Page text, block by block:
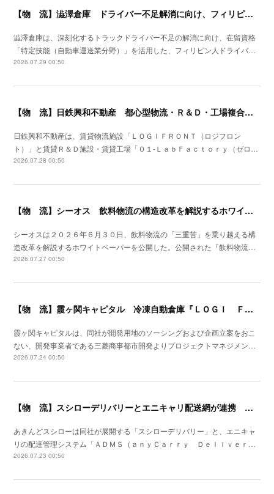
【物 流】澁澤倉庫 ドライバー不足解消に向け、フィリピンからの人材供給事業をスタート
澁澤倉庫は、深刻化するトラックドライバー不足の解消に向け、在留資格
「特定技能（自動車運送業分野）」を活用した、フィリピン人ドライバ…
2026.07.29 00:50
【物 流】日鉄興和不動産 都心型物流・Ｒ＆Ｄ・工場複合産業施設を川崎市に着工
日鉄興和不動産は、賃貸物流施設「ＬＯＧＩＦＲＯＮＴ（ロジフロン
ト）」と賃貸Ｒ＆Ｄ施設・賃貸工場「０１‐ＬａｂＦａｃｔｏｒｙ（ゼロ…
2026.07.28 00:50
【物 流】シーオス 飲料物流の構造改革を解説するホワイトペーパー公開
シーオスは２０２６年６月３０日、飲料物流の「三重苦」を乗り越える構
造改革を解説するホワイトペーパーを公開した。公開された『飲料物流…
2026.07.27 00:50
【物 流】霞ヶ関キャピタル 冷凍自動倉庫『ＬＯＧＩ ＦＬＡＧ ＴＥＣＨ 東扇島Ⅰ』竣工
霞ヶ関キャピタルは、同社が開発用地のソーシングおよび企画立案をおこ
ない、開発事業者である三菱商事都市開発よりプロジェクトマネジメン…
2026.07.24 00:50
【物 流】スシローデリバリーとエニキャリ配送網が連携 ２０２６年７月全国展開開始
あきんどスシローは同社が展開する「スシローデリバリー」と、エニキャ
リの配達管理システム「ＡＤＭＳ（ａｎｙＣａｒｒｙ Ｄｅｌｉｖｅｒ…
2026.07.23 00:50